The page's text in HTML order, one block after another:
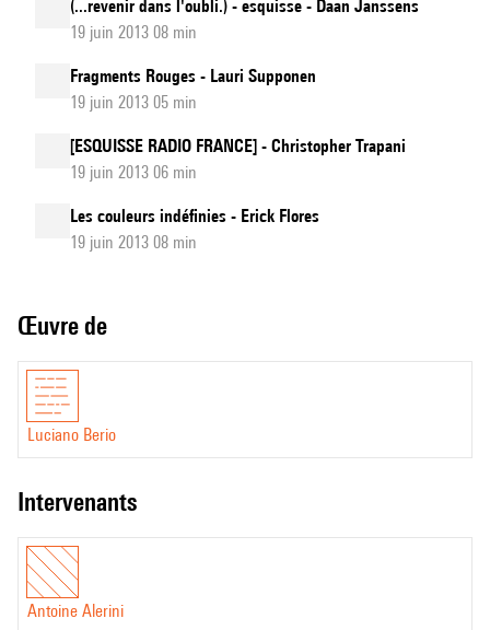
(...revenir dans l'oubli.) - esquisse - Daan Janssens
19 juin 2013 08 min
Fragments Rouges - Lauri Supponen
19 juin 2013 05 min
[ESQUISSE RADIO FRANCE] - Christopher Trapani
19 juin 2013 06 min
Les couleurs indéfinies - Erick Flores
19 juin 2013 08 min
Œuvre de
Luciano Berio
intervenants
Antoine Alerini